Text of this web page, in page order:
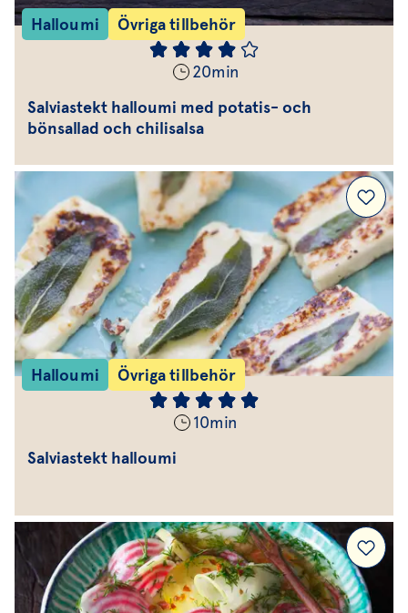
Halloumi Övriga tillbehör
20min
Salviastekt halloumi med potatis- och
bönsallad och chilisalsa
Halloumi Övriga tillbehör
10min
Salviastekt halloumi